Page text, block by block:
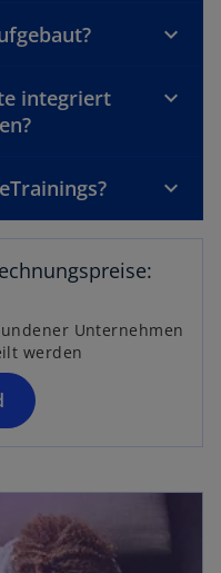
integriert
Unternehmen
werden